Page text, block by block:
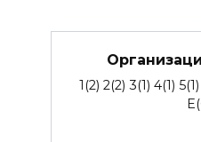
1(2) 2(2) 3(1) 4(1)